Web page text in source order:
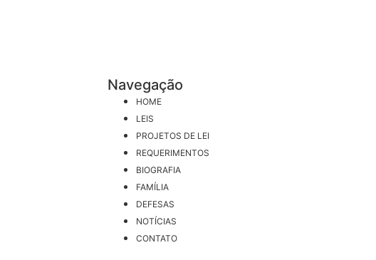
Navegação
HOME
LEIS
PROJETOS DE LEI
REQUERIMENTOS
BIOGRAFIA
FAMÍLIA
DEFESAS
NOTÍCIAS
CONTATO